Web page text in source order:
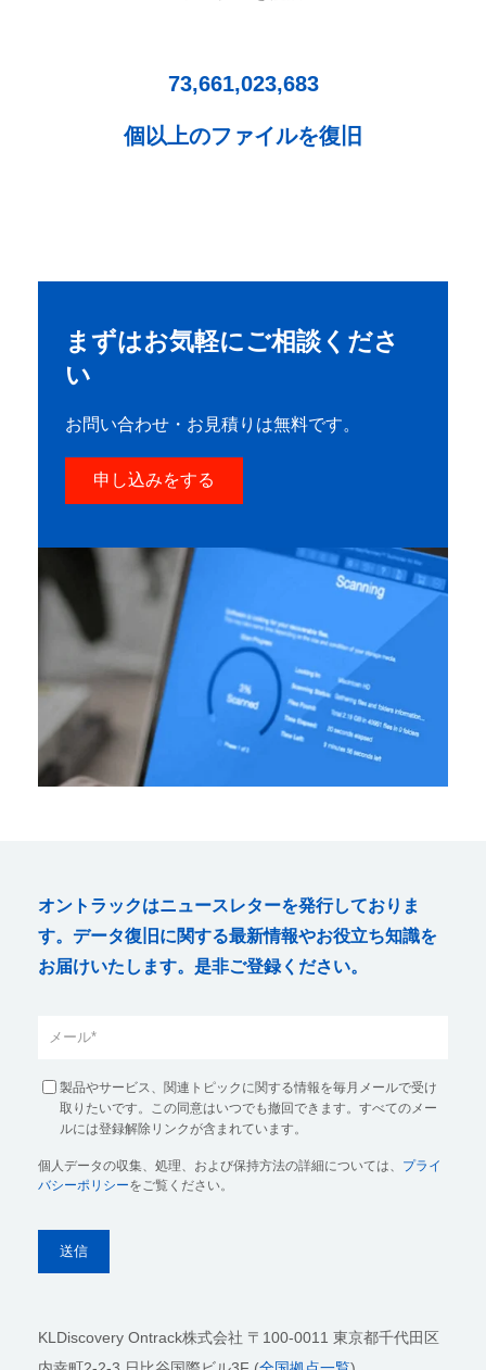
73,661,023,683
個以上のファイルを復旧
まずはお気軽にご相談くださ
い
お問い合わせ・お見積りは無料です。
申し込みをする
オントラックはニュースレターを発行しておりま
す。データ復旧に関する最新情報やお役立ち知識を
お届けいたします。是非ご登録ください。
製品やサービス、関連トピックに関する情報を毎月メールで受け
取りたいです。この同意はいつでも撤回できます。すべてのメー
ルには登録解除リンクが含まれています。
個人データの収集、処理、および保持方法の詳細については、 プライ
バシーポリシーをご覧ください。
KLDiscovery Ontrack株式会社 〒100-0011 東京都千代田区